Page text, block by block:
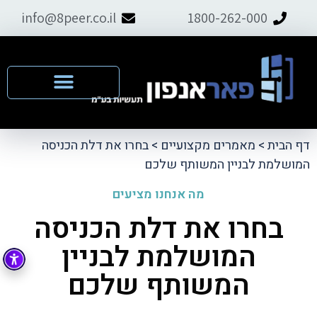
1800-262-000
info@8peer.co.il
דף הבית> מאמרים מקצועיים >בחרו את דלת הכניסה
המושלמת לבניין המשותף שלכם
מה אנחנו מציעים
בחרו את דלת הכניסה
המושלמת לבניין
המשותף שלכם